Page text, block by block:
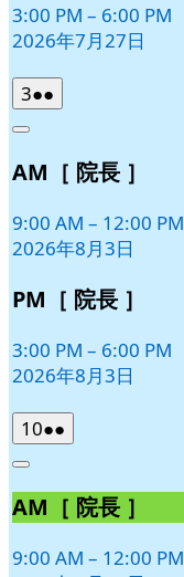
3:00 PM – 6:00 PM
2026年7月27日
32026
年
月
日
●●
件
イ
ン
ト)
Close
AM［ 院長 ］
9:00 AM – 12:00 PM
2026年8月3日
PM［ 院長 ］
3:00 PM – 6:00 PM
2026年8月3日
102026
年
月
10
日
●●
件
イ
ン
Close
AM［ 院長 ］
9:00 AM – 12:00 PM